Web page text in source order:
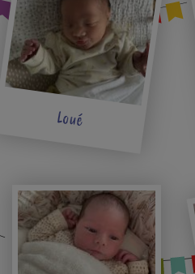
Loué